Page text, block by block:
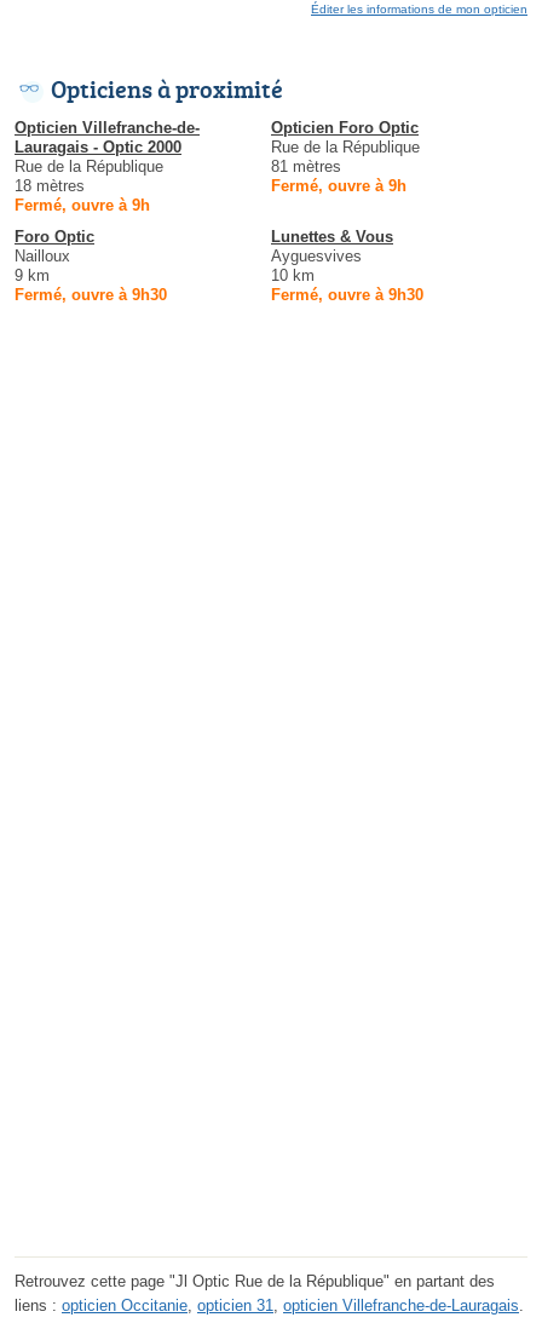
Éditer les informations de mon opticien
Opticiens à proximité
Opticien Villefranche-de-
Lauragais - Optic 2000
Rue de la République
18 mètres
Fermé, ouvre à 9h
Opticien Foro Optic
Rue de la République
81 mètres
Fermé, ouvre à 9h
Foro Optic
Nailloux
9 km
Fermé, ouvre à 9h30
Lunettes & Vous
Ayguesvives
10 km
Fermé, ouvre à 9h30
Retrouvez cette page "Jl Optic Rue de la République" en partant des
liens : opticien Occitanie, opticien 31, opticien Villefranche-de-Lauragais.